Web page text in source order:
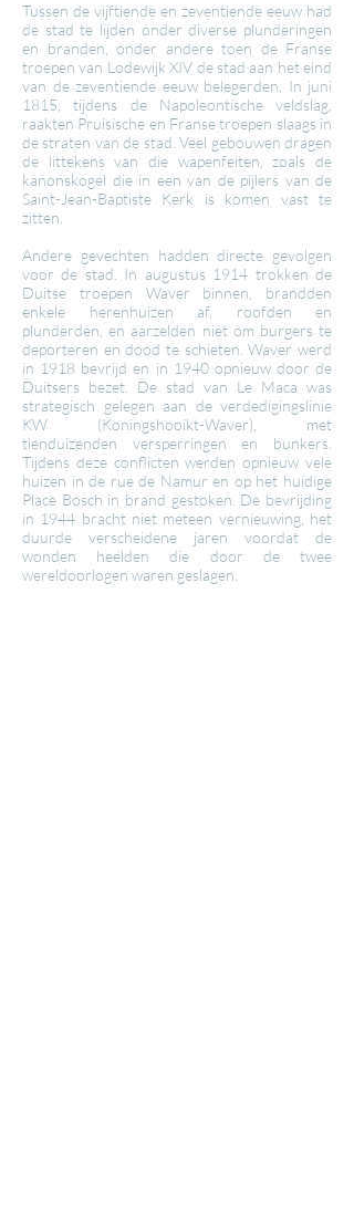
Tussen de vijftiende en zeventiende eeuw had
de stad te lijden onder diverse plunderingen
en branden, onder andere toen de Franse
troepen van Lodewijk XIV de stad aan het eind
van de zeventiende eeuw belegerden. In juni
1815, tijdens de Napoleontische veldslag,
raakten Pruisische en Franse troepen slaags in
de straten van de stad. Veel gebouwen dragen
de littekens van die wapenfeiten, zoals de
kanonskogel die in een van de pijlers van de
Saint-Jean-Baptiste Kerk is komen vast te
zitten.
Andere gevechten hadden directe gevolgen
voor de stad. In augustus 1914 trokken de
Duitse troepen Waver binnen, brandden
enkele herenhuizen af, roofden en
plunderden, en aarzelden niet om burgers te
deporteren en dood te schieten. Waver werd
in 1918 bevrijd en in 1940 opnieuw door de
Duitsers bezet. De stad van Le Maca was
strategisch gelegen aan de verdedigingslinie
KW (Koningshooikt-Waver), met
tienduizenden versperringen en bunkers.
Tijdens deze conflicten werden opnieuw vele
huizen in de rue de Namur en op het huidige
Place Bosch in brand gestoken. De bevrijding
in 1944 bracht niet meteen vernieuwing, het
duurde verscheidene jaren voordat de
wonden heelden die door de twee
wereldoorlogen waren geslagen.